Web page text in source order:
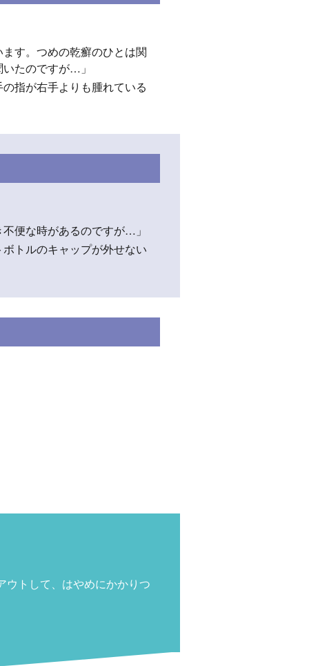
ます。つめの乾癬のひとは関
たのですが…」
の指が右手よりも腫れている
不便な時があるのですが…」
ボトルのキャップが外せない
ウトして、はやめにかかりつ